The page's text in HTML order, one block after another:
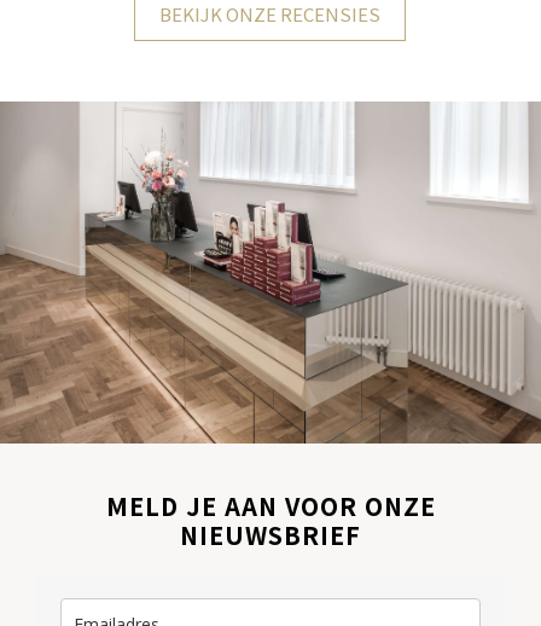
BEKIJK ONZE RECENSIES
MELD JE AAN VOOR ONZE
NIEUWSBRIEF